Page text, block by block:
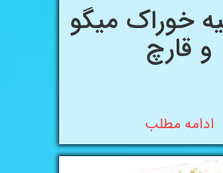
خوراک میگو
و قارچ
ادامه مطلب